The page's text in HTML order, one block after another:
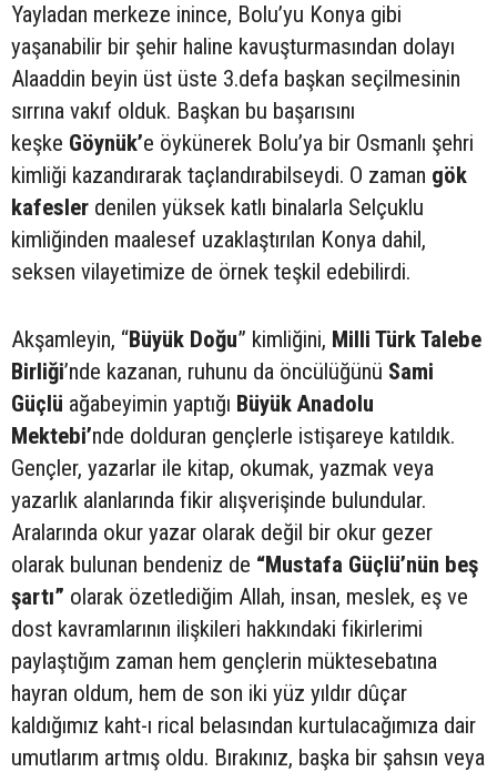
Yayladan merkeze inince, Bolu’yu Konya gibi
yaşanabilir bir şehir haline kavuşturmasından dolayı
Alaaddin beyin üst üste 3.defa başkan seçilmesinin
sırrına vakıf olduk. Başkan bu başarısını
keşke Göynük’e öykünerek Bolu’ya bir Osmanlı şehri
kimliği kazandırarak taçlandırabilseydi. O zaman gök
kafesler denilen yüksek katlı binalarla Selçuklu
kimliğinden maalesef uzaklaştırılan Konya dahil,
seksen vilayetimize de örnek teşkil edebilirdi.
Akşamleyin, “Büyük Doğu” kimliğini, Milli Türk Talebe
Birliği’nde kazanan, ruhunu da öncülüğünü Sami
Güçlü ağabeyimin yaptığı Büyük Anadolu
Mektebi’nde dolduran gençlerle istişareye katıldık.
Gençler, yazarlar ile kitap, okumak, yazmak veya
yazarlık alanlarında fikir alışverişinde bulundular.
Aralarında okur yazar olarak değil bir okur gezer
olarak bulunan bendeniz de “Mustafa Güçlü’nün beş
şartı” olarak özetlediğim Allah, insan, meslek, eş ve
dost kavramlarının ilişkileri hakkındaki fikirlerimi
paylaştığım zaman hem gençlerin müktesebatına
hayran oldum, hem de son iki yüz yıldır dûçar
kaldığımız kaht-ı rical belasından kurtulacağımıza dair
umutlarım artmış oldu. Bırakınız, başka bir şahsın veya